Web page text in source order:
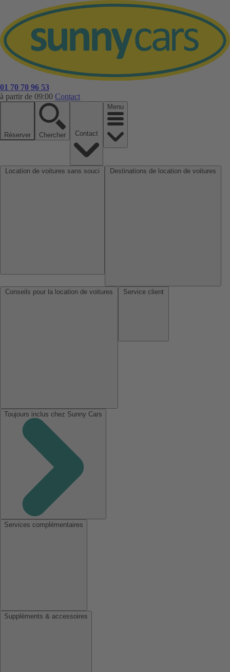
01 70 70 96 53
à partir de 09:00 Contact
Réserver Chercher
Menu
Toujours inclus chez Sunny Cars
Services complémentaires
Suppléments & accessoires